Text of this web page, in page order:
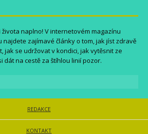
naplno! V internetovém magazínu
najdete zajímavé články o tom, jak jíst zdravě
jak se udržovat v kondici, jak vytěsnit ze
dát na cestě za štíhlou linií pozor.
REDAKCE
KONTAKT